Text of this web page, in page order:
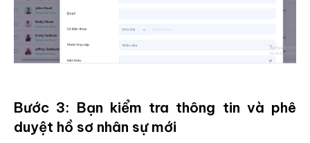
Bước 3: Bạn kiểm tra thông tin và phê
duyệt hồ sơ nhân sự mới